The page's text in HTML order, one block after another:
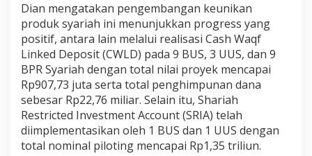
Dian mengatakan pengembangan keunikan
produk syariah ini menunjukkan progress yang
positif, antara lain melalui realisasi Cash Waqf
Linked Deposit (CWLD) pada 9 BUS, 3 UUS, dan 9
BPR Syariah dengan total nilai proyek mencapai
Rp907,73 juta serta total penghimpunan dana
sebesar Rp22,76 miliar. Selain itu, Shariah
Restricted Investment Account (SRIA) telah
diimplementasikan oleh 1 BUS dan 1 UUS dengan
total nominal piloting mencapai Rp1,35 triliun.